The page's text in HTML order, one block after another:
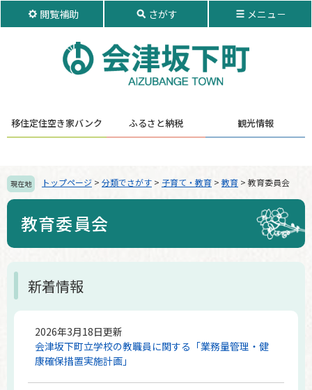
本
閲覧補助 さがす メニュ－
移住定住空き家バンク ふるさと納税 観光情報
現在地 トップページ > 分類でさがす > 子育て・教育 > 教育 > 教育委員会
教育委員会
本
新着情報
2026年3月18日更新
会津坂下町立学校の教職員に関する「業務量管理・健
康確保措置実施計画」